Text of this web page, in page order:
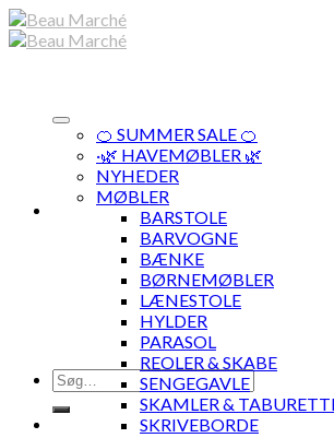
Skip
to
Søg
efter:
🍊 SUMMER SALE 🍊
·🌿 HAVEMØBLER 🌿
NYHEDER
MØBLER
BARSTOLE
BARVOGNE
BÆNKE
BØRNEMØBLER
LÆNESTOLE
HYLDER
PARASOL
REOLER & SKABE
SENGEGAVLE
SKAMLER &
SKRIVEBORDE